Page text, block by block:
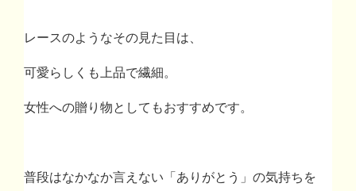
レースのようなその見た目は、
可愛らしくも上品で繊細。
女性への贈り物としてもおすすめです。
普段はなかなか言えない「ありがとう」の気持ちを